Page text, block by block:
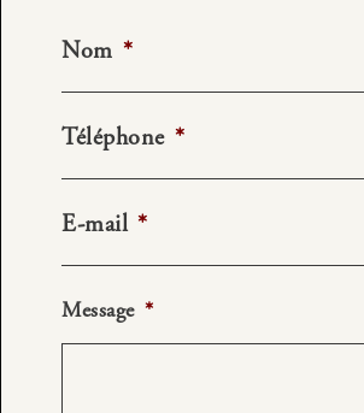
Nom *
Téléphone *
E-mail *
Message *